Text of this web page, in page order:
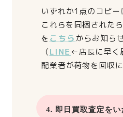
いずれか1点のコピー
これらを同梱されたら
を こちら からお知ら
（LINE ←店長に早く
配業者が荷物を回収に
4. 即日買取査定をい